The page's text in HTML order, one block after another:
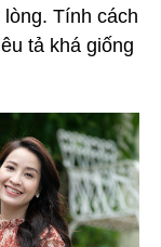
Tính cách
tả khá giống